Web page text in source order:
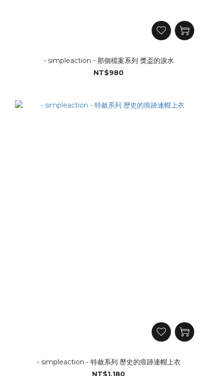
- simpleaction - 那個檔案系列 獎盃的淚水
NT$980
- simpleaction - 特赦系列 歷史的痕跡連帽上衣